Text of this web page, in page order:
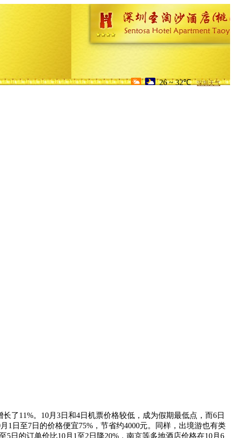
26 ~ 32℃ 深圳天气
了11%。10月3日和4日机票价格较低，成为假期最低点，而6日
1日至7日的价格便宜75%，节省约4000元。同样，出境游也有类
日的订单价比10月1至2日降20%，南京等多地酒店价格在10月6